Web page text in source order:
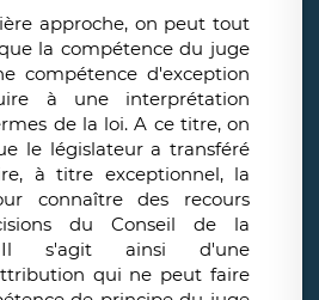
approche, on peut tout
la compétence du juge
compétence d'exception
à une interprétation
de la loi. A ce titre, on
le législateur a transféré
à titre exceptionnel, la
connaître des recours
du Conseil de la
Il s'agit ainsi d'une
qui ne peut faire